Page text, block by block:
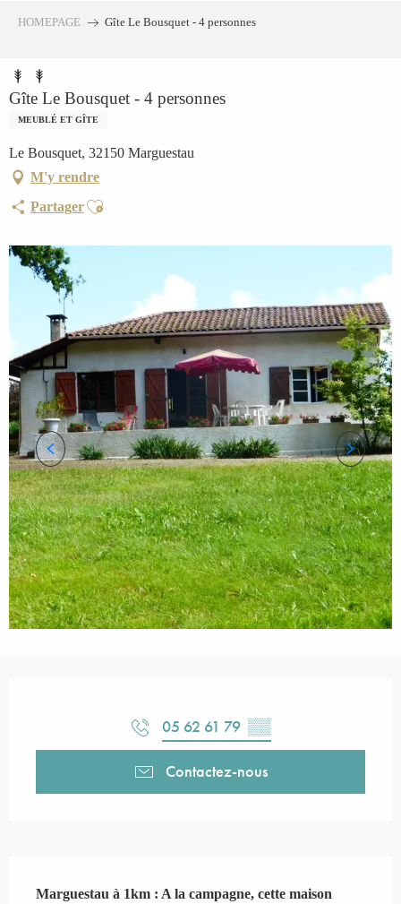
principal
HOMEPAGE Gîte Le Bousquet - 4 personnes
Gîte Le Bousquet - 4 personnes
MEUBLÉ ET GÎTE
Le Bousquet, 32150 Marguestau
M'y rendre
PartagerAjouter aux favoris
05 62 61 79 ▒▒
Contactez-nous
Marguestau à 1km : A la campagne, cette maison